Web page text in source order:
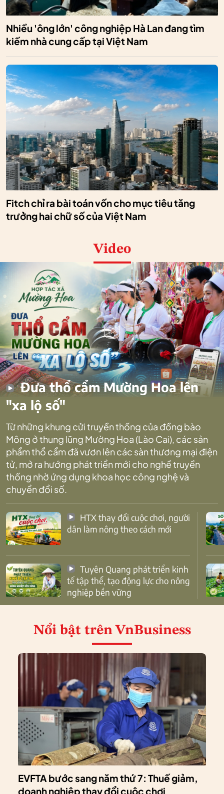
Nhiều 'ông lớn' công nghiệp Hà Lan đang tìm
kiếm nhà cung cấp tại Việt Nam
Fitch chỉ ra bài toán vốn cho mục tiêu tăng
trưởng hai chữ số của Việt Nam
Video
Đưa thổ cẩm Mường Hoa lên
"xa lộ số"
Từ những khung cửi truyền thống của đồng bào
Mông ở thung lũng Mường Hoa (Lào Cai), các sản
phẩm thổ cẩm đã vươn lên các sàn thương mại điện
tử, mở ra hướng phát triển mới cho nghề truyền
thống nhờ ứng dụng khoa học công nghệ và
chuyển đổi số.
dân làm nông theo cách mới
tế tập thể, tạo động lực cho nông
nghiệp bền vững
Nổi bật trên VnBusiness
EVFTA bước sang năm thứ 7: Thuế giảm,
doanh nghiệp thay đổi cuộc chơi